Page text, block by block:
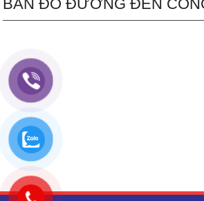
BẢN ĐỒ ĐƯỜNG ĐẾN